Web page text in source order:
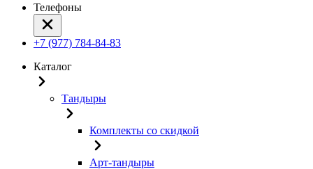
Телефоны
+7 (977) 784-84-83
Каталог
Тандыры
Комплекты со скидкой
Арт-тандыры